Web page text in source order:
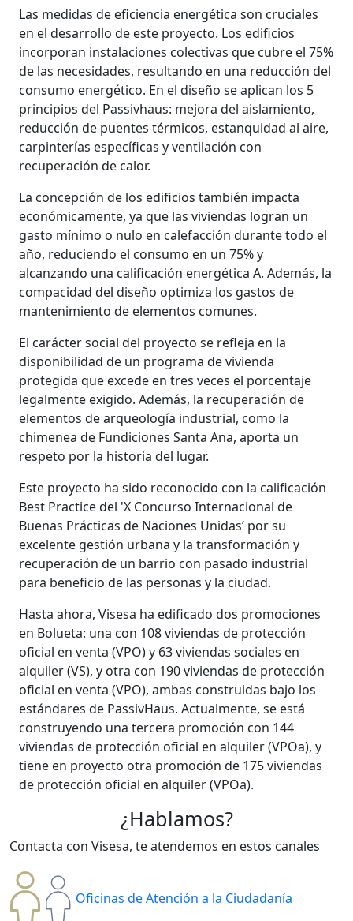
Las medidas de eficiencia energética son cruciales
en el desarrollo de este proyecto. Los edificios
incorporan instalaciones colectivas que cubre el 75%
de las necesidades, resultando en una reducción del
consumo energético. En el diseño se aplican los 5
principios del Passivhaus: mejora del aislamiento,
reducción de puentes térmicos, estanquidad al aire,
carpinterías específicas y ventilación con
recuperación de calor.
La concepción de los edificios también impacta
económicamente, ya que las viviendas logran un
gasto mínimo o nulo en calefacción durante todo el
año, reduciendo el consumo en un 75% y
alcanzando una calificación energética A. Además, la
compacidad del diseño optimiza los gastos de
mantenimiento de elementos comunes.
El carácter social del proyecto se refleja en la
disponibilidad de un programa de vivienda
protegida que excede en tres veces el porcentaje
legalmente exigido. Además, la recuperación de
elementos de arqueología industrial, como la
chimenea de Fundiciones Santa Ana, aporta un
respeto por la historia del lugar.
Este proyecto ha sido reconocido con la calificación
Best Practice del 'X Concurso Internacional de
Buenas Prácticas de Naciones Unidas’ por su
excelente gestión urbana y la transformación y
recuperación de un barrio con pasado industrial
para beneficio de las personas y la ciudad.
Hasta ahora, Visesa ha edificado dos promociones
en Bolueta: una con 108 viviendas de protección
oficial en venta (VPO) y 63 viviendas sociales en
alquiler (VS), y otra con 190 viviendas de protección
oficial en venta (VPO), ambas construidas bajo los
estándares de PassivHaus. Actualmente, se está
construyendo una tercera promoción con 144
viviendas de protección oficial en alquiler (VPOa), y
tiene en proyecto otra promoción de 175 viviendas
de protección oficial en alquiler (VPOa).
¿Hablamos?
Contacta con Visesa, te atendemos en estos canales
Oficinas de Atención a la Ciudadanía